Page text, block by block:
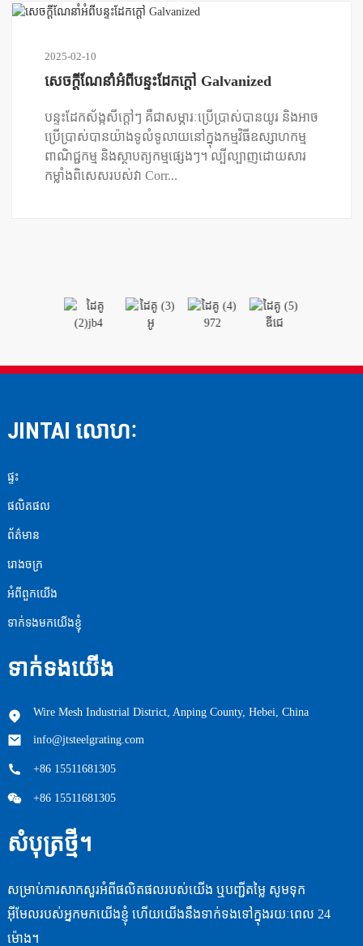
2025-02-10
សេចក្តីណែនាំអំពីបន្ទះដែកក្តៅ Galvanized
បន្ទះដែកស័ង្កសីក្តៅៗ គឺជាសម្ភារៈប្រើប្រាស់បានយូរ និងអាច
ប្រើប្រាស់បានយ៉ាងទូលំទូលាយនៅក្នុងកម្មវិធីឧស្សាហកម្ម
ពាណិជ្ជកម្ម និងស្ថាបត្យកម្មផ្សេងៗ។ ល្បីល្បាញដោយសារ
កម្លាំងពិសេសរបស់វា Corr...
JINTAI លោហៈ
ផ្ទះ
ផលិតផល
ព័ត៌មាន
រោងចក្រ
អំពីពួកយើង
ទាក់ទងមកយើងខ្ញុំ
ទាក់ទង​យើង
Wire Mesh Industrial District, Anping County, Hebei, China
info@jtsteelgrating.com
+86 15511681305
+86 15511681305
សំបុត្រថ្មី។
សម្រាប់ការសាកសួរអំពីផលិតផលរបស់យើង ឬបញ្ជីតម្លៃ សូមទុក
អ៊ីមែលរបស់អ្នកមកយើងខ្ញុំ ហើយយើងនឹងទាក់ទងទៅក្នុងរយៈពេល 24
ម៉ោង។